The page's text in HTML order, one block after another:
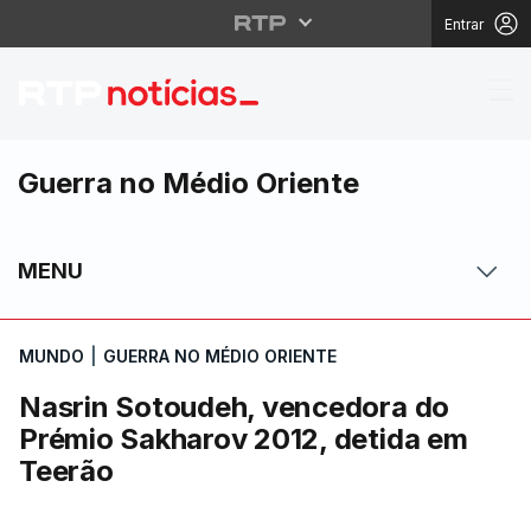
Entrar
Nasrin Sotoudeh,
Guerra no Médio Oriente
MENU
MUNDO GUERRA NO MÉDIO ORIENTE
Nasrin Sotoudeh, vencedora do
Prémio Sakharov 2012, detida em
Teerão